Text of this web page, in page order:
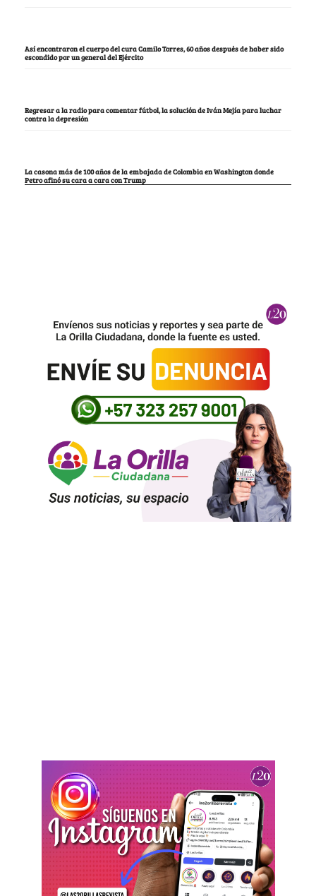
Así encontraron el cuerpo del cura Camilo Torres, 60 años después de haber sido
escondido por un general del Ejército
Regresar a la radio para comentar fútbol, la solución de Iván Mejía para luchar
contra la depresión
La casona más de 100 años de la embajada de Colombia en Washington donde
Petro afinó su cara a cara con Trump